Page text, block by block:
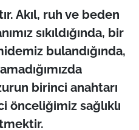
Akıl, ruh ve beden
sıkıldığında, bir
bulandığında,
birinci anahtarı
önceliğimiz sağlıklı